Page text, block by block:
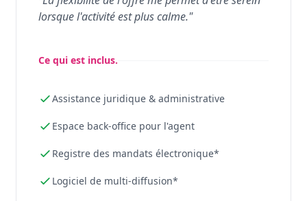
lorsque l'activité est plus calme."
Ce qui est inclus.
Assistance juridique & administrative
Espace back-office pour l'agent
Registre des mandats électronique*
Logiciel de multi-diffusion*